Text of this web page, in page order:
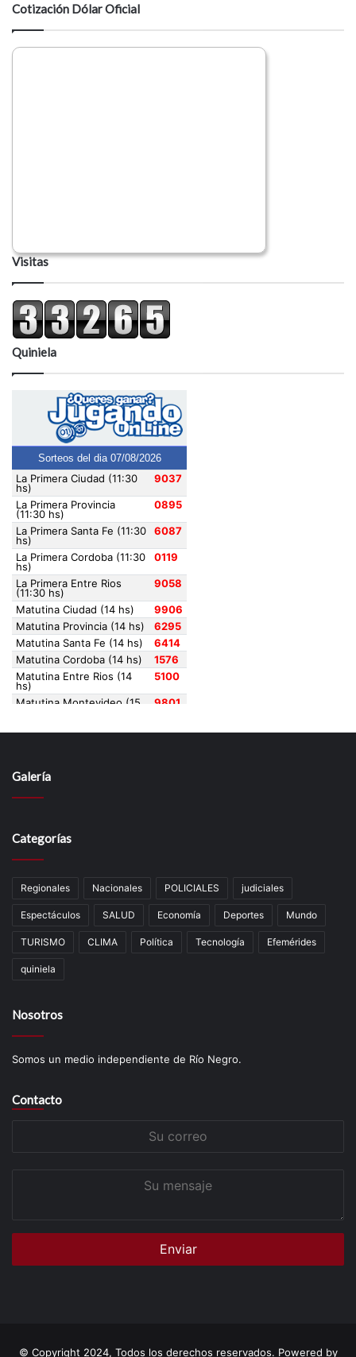
Cotización Dólar Oficial
Visitas
Quiniela
Galería
Categorías
Regionales Nacionales POLICIALES judiciales
Espectáculos SALUD Economía Deportes Mundo
TURISMO CLIMA Política Tecnología Efemérides
quiniela
Nosotros
Somos un medio independiente de Río Negro.
Contacto
© Copyright 2024, Todos los derechos reservados. Powered by